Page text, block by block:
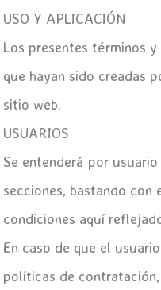
USO Y APLICACIÓN
Los presentes términos
que hayan sido creadas
sitio web.
USUARIOS
Se entenderá por
secciones, bastando
condiciones aquí
En caso de que el
políticas de